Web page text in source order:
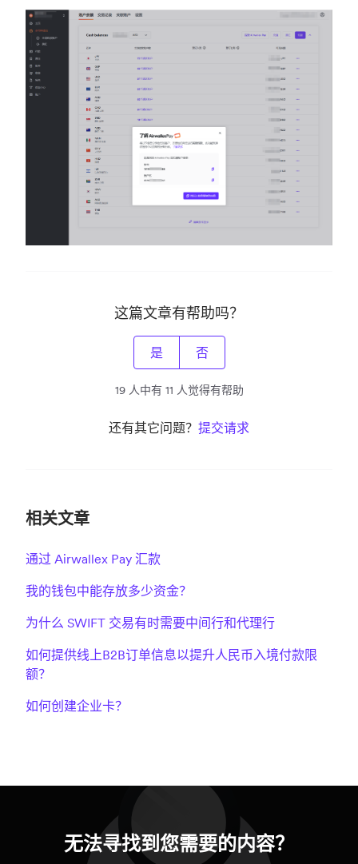
这篇文章有帮助吗？
是 否
19 人中有 11 人觉得有帮助
还有其它问题？ 提交请求
相关文章
通过 Airwallex Pay 汇款
我的钱包中能存放多少资金？
为什么 SWIFT 交易有时需要中间行和代理行
如何提供线上B2B订单信息以提升人民币入境付款限
额？
如何创建企业卡？
无法寻找到您需要的内容？